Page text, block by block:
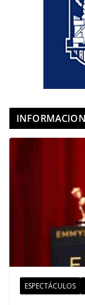
ESPECTÁCULOS